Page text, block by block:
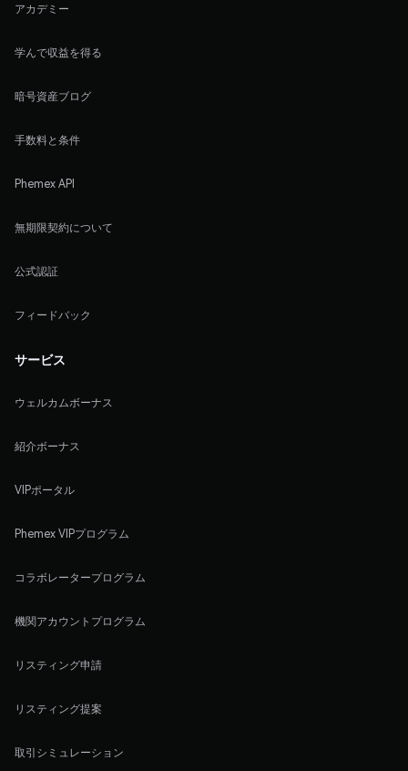
アカデミー
学んで収益を得る
暗号資産ブログ
手数料と条件
Phemex API
無期限契約について
公式認証
フィードバック
サービス
ウェルカムボーナス
紹介ボーナス
VIPポータル
Phemex VIPプログラム
コラボレータープログラム
機関アカウントプログラム
リスティング申請
リスティング提案
取引シミュレーション